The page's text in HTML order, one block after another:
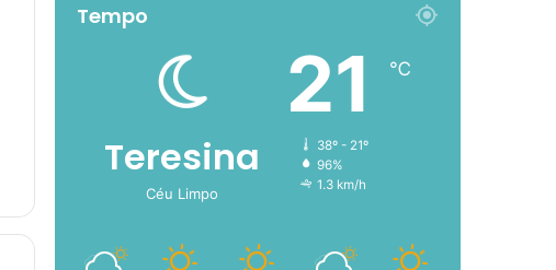
Tempo
Teresina
Céu Limpo
21 ℃
38º - 21º
96%
1.3 km/h